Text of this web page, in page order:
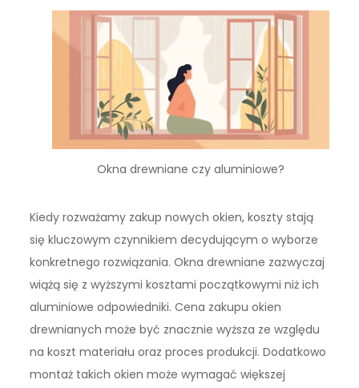
Okna drewniane czy aluminiowe?
Kiedy rozważamy zakup nowych okien, koszty stają
się kluczowym czynnikiem decydującym o wyborze
konkretnego rozwiązania. Okna drewniane zazwyczaj
wiążą się z wyższymi kosztami początkowymi niż ich
aluminiowe odpowiedniki. Cena zakupu okien
drewnianych może być znacznie wyższa ze względu
na koszt materiału oraz proces produkcji. Dodatkowo
montaż takich okien może wymagać większej